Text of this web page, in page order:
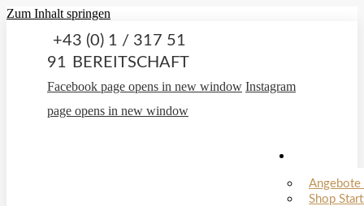
Zum Inhalt springen
+43 (0) 1 / 317 51
91 BEREITSCHAFT
Facebook page opens in new window Instagram
page opens in new window
Angebote
Shop